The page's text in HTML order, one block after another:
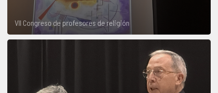
VII Congreso de profesores de religión